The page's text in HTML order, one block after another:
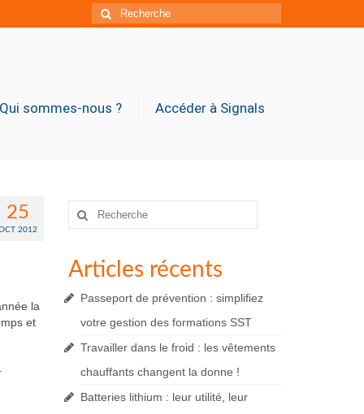
Rechercher
:
Qui sommes-nous ? Accéder à Signals
25
2012
la
et
Rechercher
Articles récents
Passeport de prévention : simplifiez
votre gestion des formations SST
Travailler dans le froid : les vêtements
chauffants changent la donne !
Batteries lithium : leur utilité, leur